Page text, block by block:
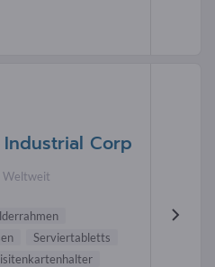
Corp
Weltweit
Serviertabletts